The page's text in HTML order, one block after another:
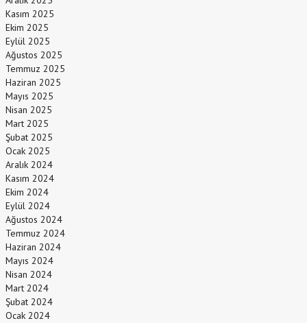
Kasım 2025
Ekim 2025
Eylül 2025
Ağustos 2025
Temmuz 2025
Haziran 2025
Mayıs 2025
Nisan 2025
Mart 2025
Şubat 2025
Ocak 2025
Aralık 2024
Kasım 2024
Ekim 2024
Eylül 2024
Ağustos 2024
Temmuz 2024
Haziran 2024
Mayıs 2024
Nisan 2024
Mart 2024
Şubat 2024
Ocak 2024